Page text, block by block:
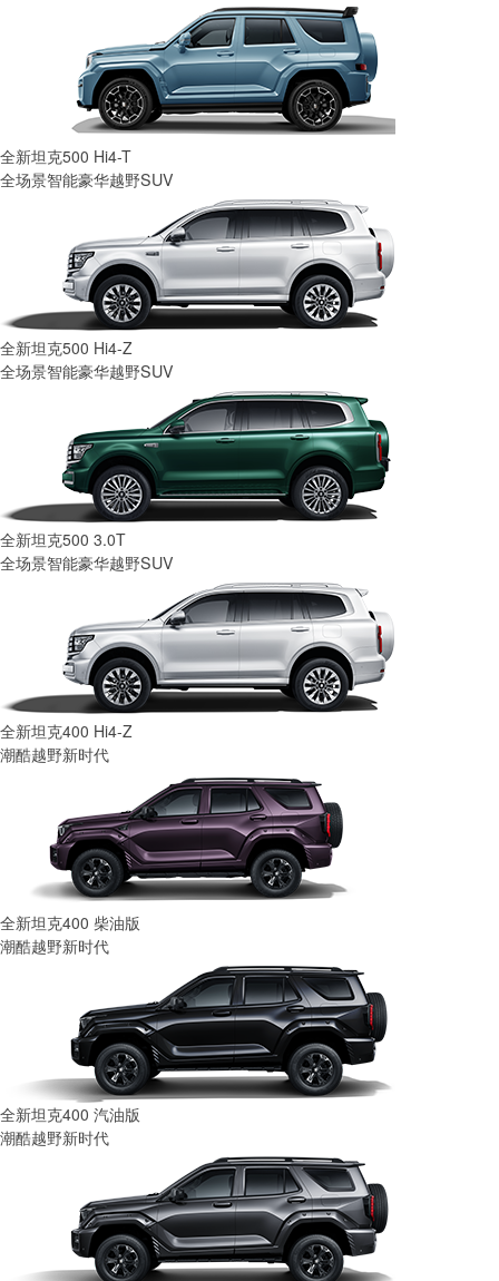
全新坦克500 Hi4-T
全场景智能豪华越野SUV
全新坦克500 Hi4-Z
全场景智能豪华越野SUV
全新坦克500 3.0T
全场景智能豪华越野SUV
全新坦克400 Hi4-Z
潮酷越野新时代
全新坦克400 柴油版
潮酷越野新时代
全新坦克400 汽油版
潮酷越野新时代